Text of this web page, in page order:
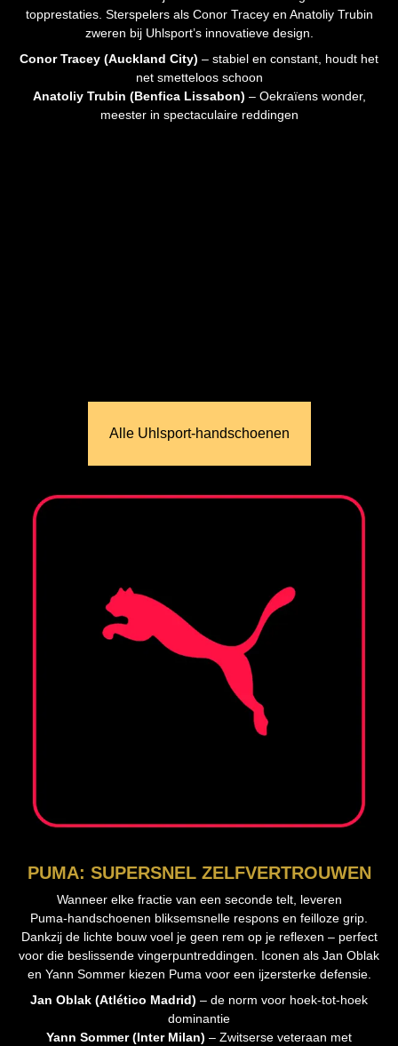
top­prestaties. Sterspelers als Conor Tracey en Anatoliy Trubin
zweren bij Uhlsport’s innovatieve design.
Conor Tracey (Auckland City) – stabiel en constant, houdt het
net smetteloos schoon
Anatoliy Trubin (Benfica Lissabon) – Oekraïens wonder,
meester in spectaculaire reddingen
Alle Uhlsport‑handschoenen
PUMA: SUPERSNEL ZELFVERTROUWEN
Wanneer elke fractie van een seconde telt, leveren
Puma‑handschoenen bliksemsnelle respons en feilloze grip.
Dankzij de lichte bouw voel je geen rem op je reflexen – perfect
voor die beslissende vinger­puntred­din­gen. Iconen als Jan Oblak
en Yann Sommer kiezen Puma voor een ijzersterke defensie.
Jan Oblak (Atlético Madrid) – de norm voor hoek‑tot‑hoek
dominantie
Yann Sommer (Inter Milan) – Zwitserse veteraan met